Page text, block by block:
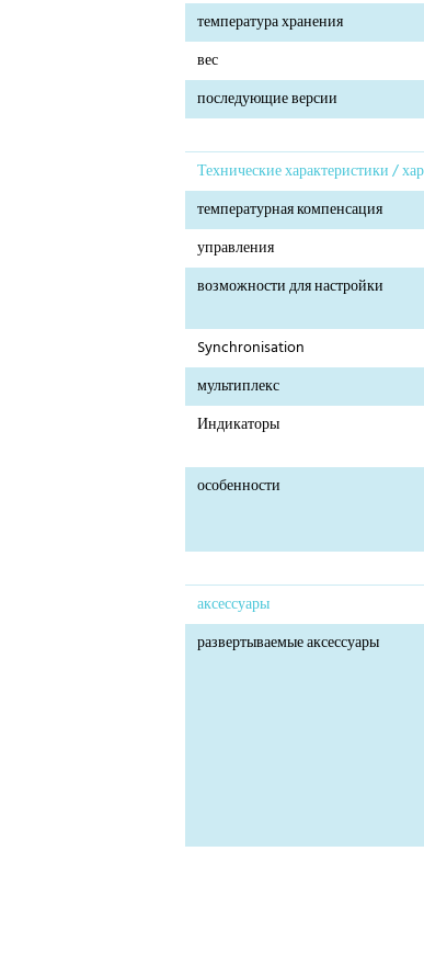
температура хранения
вес
последующие версии
Технические характеристики /
температурная компенсация
управления
возможности для настройки
Synchronisation
мультиплекс
Индикаторы
особенности
аксессуары
развертываемые аксессуары